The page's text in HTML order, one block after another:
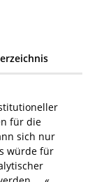
für die
sich nur
würde für